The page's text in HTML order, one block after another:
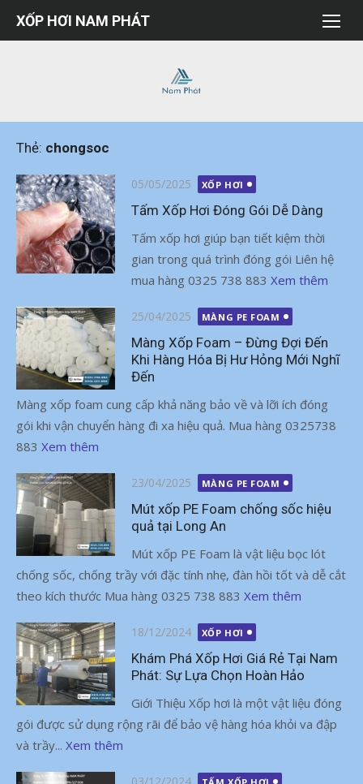
Chuyển
XỐP HƠI NAM PHÁT
Thẻ: chongsoc
Đăng
vào
05/05/2025 XỐP HƠI
Tấm Xốp Hơi Đóng Gói Dễ Dàng
Tấm xốp hơi giúp bạn tiết kiệm thời
gian trong quá trình đóng gói Liên hệ
mua hàng 0325 738 883Xem thêm
Đăng
vào
25/04/2025 MÀNG PE FOAM
Màng Xốp Foam – Đừng Đợi Đến
Khi Hàng Hóa Bị Hư Hỏng Mới Nghĩ
Đến
Màng xốp foam cung cấp khả năng bảo về và lỡi ích đóng
gói khi vận chuyển hàng đi xa hiệu quả. Mua hàng 0325738
883 Xem thêm
Đăng
vào
23/04/2025 MÀNG PE FOAM
Mút xốp PE Foam chống sốc hiệu
quả tại Long An
Mút xốp PE Foam là vật liệu bọc lót
chống sốc, chống trầy với đặc tính nhẹ, đàn hồi tốt và dễ cắt
theo kích thước Mua hàng 0325 738 883 Xem thêm
Đăng
vào
18/12/2024 XỐP HƠI
Khám Phá Xốp Hơi Giá Rẻ Tại Nam
Phát: Sự Lựa Chọn Hoàn Hảo
Giới Thiệu Xốp hơi là một vật liệu đóng
gói được sử dụng rộng rãi để bảo vệ hàng hóa khỏi va đập
và trầy... Xem thêm
Đăng